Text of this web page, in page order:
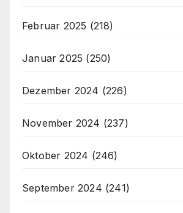
Februar 2025 (218)
Januar 2025 (250)
Dezember 2024 (226)
November 2024 (237)
Oktober 2024 (246)
September 2024 (241)